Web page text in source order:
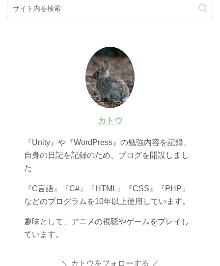
カトウ
『Unity』や『WordPress』の勉強内容を記録、
自身の日記を記録のため、ブログを開設しまし
た
『C言語』『C#』『HTML』『CSS』『PHP』
などのプログラムを10年以上使用しています。
趣味として、アニメの視聴やゲームをプレイし
ています。
カトウをフォローする